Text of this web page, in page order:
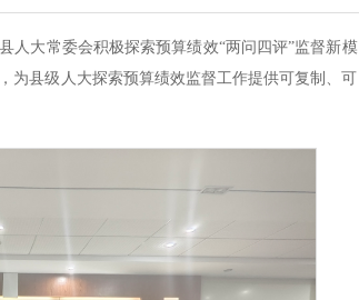
人大常委会积极探索预算绩效“两问四评”监督新模
为县级人大探索预算绩效监督工作提供可复制、可